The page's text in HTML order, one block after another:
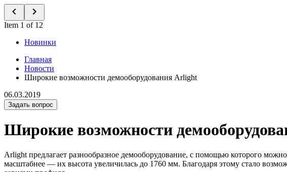
Item 1 of 12
Новинки
Главная
Новости
Широкие возможности демооборудования Arlight
06.03.2019
Задать вопрос
Широкие возможности
Arlight предлагает разнообразное демооборудование, с помощью которого
масштабнее — их высота увеличилась до 1760 мм. Благодаря этому стало